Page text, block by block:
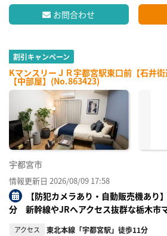
お問合わせ
割引キャンペーン
KマンスリーＪＲ宇都宮駅東口前【石井
【中部屋】(No.863423)
宇都宮市
情報更新日 2026/08/09 17:58
【防犯カメラあり・自動販売機あり
分 新幹線やJRへアクセス抜群な栃木市
アクセス 東北本線「宇都宮駅」徒歩11分